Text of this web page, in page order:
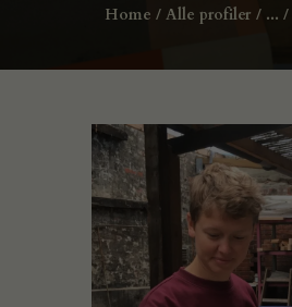
Home Alle profiler ...
ANSØG
ENGLISH